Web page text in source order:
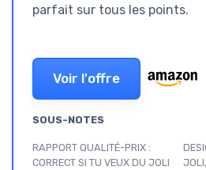
parfait sur tous les points.
Voir l'offre
SOUS-NOTES
RAPPORT QUALITÉ-PRIX :
CORRECT SI TU VEUX DU JOLI